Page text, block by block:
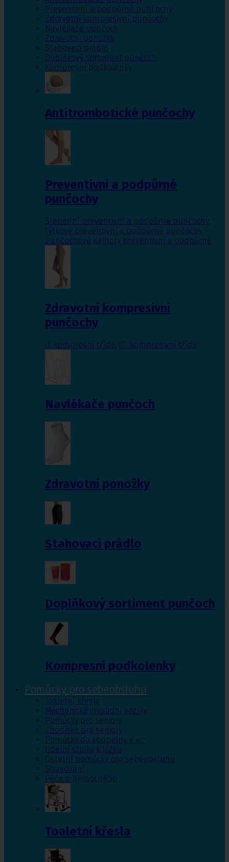
Preventivní a podpůrné punčochy
Zdravotní kompresivní punčochy
Navlékače punčoch
Zdravotní ponožky
Stahovací prádlo
Doplňkový sortiment punčoch
Kompresní podkolenky
Antitrombotické punčochy
Preventivní a podpůrné
punčochy
Stehenní preventivní a podpůrné punčochy,
Lýtkové preventivní a podpůrné punčochy,
Punčochové kalhoty preventivní a podpůrné
Zdravotní kompresivní
punčochy
II. kompresní třída III. kompresivní třída
Navlékače punčoch
Zdravotní ponožky
Stahovací prádlo
Doplňkový sortiment punčoch
Kompresní podkolenky
Pomůcky pro sebeobsluhu
Toaletní křesla
Mechanické invalidní vozíky
Pomůcky pro seniory
Chodítka pro seniory
Pomůcky do koupelny a wc
Jídelní stolky k lůžku
Ostatní pomůcky pro sebeobsluhu
Stravování
Péče o nemocného
Toaletní křesla